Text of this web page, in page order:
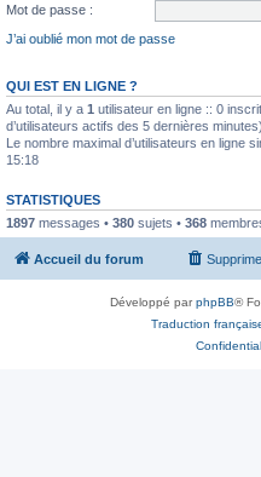
Mot de passe :
J’ai oublié mon mot de passe
QUI EST EN LIGNE ?
Au total, il y a 1 utilisateur en ligne :: 0
d’utilisateurs actifs des 5 dernières minutes)
Le nombre maximal d’utilisateurs en ligne
15:18
STATISTIQUES
1897 messages • 380 sujets • 368
Accueil du forum
Développé parphpBB®
Traduction